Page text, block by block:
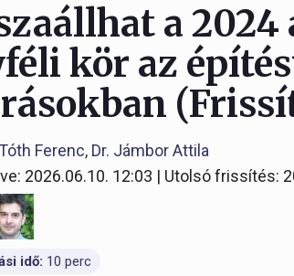
a
kör az
Ferenc, Dr. Jámbor Attila
2026.06.10. 12:03 | Utolsó frissítés:
idő: 10 perc